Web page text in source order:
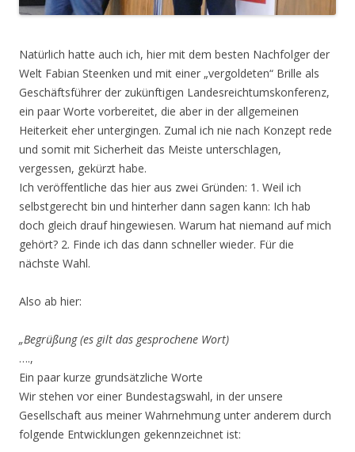
Natürlich hatte auch ich, hier mit dem besten Nachfolger der
Welt Fabian Steenken und mit einer „vergoldeten“ Brille als
Geschäftsführer der zukünftigen Landesreichtumskonferenz,
ein paar Worte vorbereitet, die aber in der allgemeinen
Heiterkeit eher untergingen. Zumal ich nie nach Konzept rede
und somit mit Sicherheit das Meiste unterschlagen,
vergessen, gekürzt habe.
Ich veröffentliche das hier aus zwei Gründen: 1. Weil ich
selbstgerecht bin und hinterher dann sagen kann: Ich hab
doch gleich drauf hingewiesen. Warum hat niemand auf mich
gehört? 2. Finde ich das dann schneller wieder. Für die
nächste Wahl.
Also ab hier:
„Begrüßung (es gilt das gesprochene Wort)
….,
Ein paar kurze grundsätzliche Worte
Wir stehen vor einer Bundestagswahl, in der unsere
Gesellschaft aus meiner Wahrnehmung unter anderem durch
folgende Entwicklungen gekennzeichnet ist: